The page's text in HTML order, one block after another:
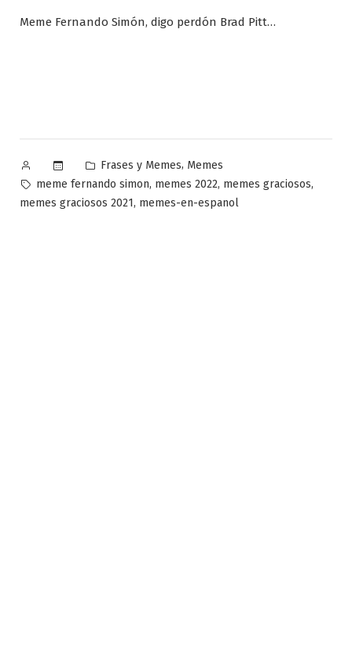
Meme Fernando Simón, digo perdón Brad Pitt…
Publicado
por
Publicado
en
Frases y Memes, Memes
Etiquetas:
meme fernando simon, memes 2022, memes graciosos,
memes graciosos 2021, memes-en-espanol